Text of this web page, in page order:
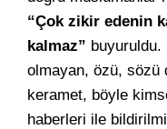
“Çok zikir edenin
kalmaz” buyuruldu.
olmayan, özü, sözü
keramet, böyle
haberleri ile